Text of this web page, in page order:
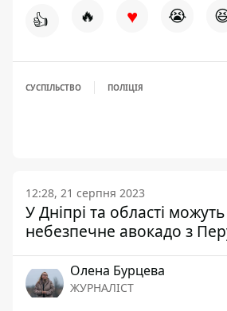
👍 🔥 ♥ 😭
СУСПІЛЬСТВО ПОЛІЦІЯ
12:28, 21 серпня 2023
У Дніпрі та області
небезпечне авокадо з
Олена Бурцева
ЖУРНАЛІСТ